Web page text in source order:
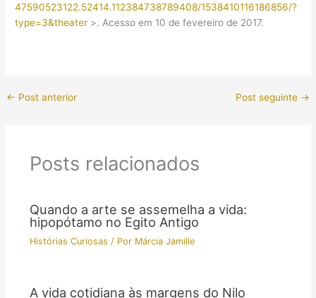
47590523122.52414.112384738789408/1538410116186856/?
type=3&theater >. Acesso em 10 de fevereiro de 2017.
← Post anterior Post seguinte →
Posts relacionados
Quando a arte se assemelha a vida:
hipopótamo no Egito Antigo
Histórias Curiosas / Por Márcia Jamille
A vida cotidiana às margens do Nilo